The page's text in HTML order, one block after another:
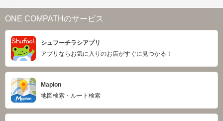
ONE COMPATHのサービス
シュフーチラシアプリ
アプリならお気に入りのお店がすぐに見つかる！
Mapion
地図検索・ルート検索